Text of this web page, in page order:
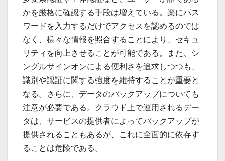
かを厳格に確認する手段は増えている。楽にパス
ワードを入力するだけでアクセスを認めるのでは
なく、様々な情報を照合することにより、セキュ
リティを向上させることが可能である。また、シ
ングルサインオンによる便利さを追求しつつも、
識別や認証に関する強度を維持することが重要と
なる。さらに、データのバックアップについても
注意が必要である。クラウド上で運用されるデー
タは、サービスの提供者によってバックアップが
提供されることもあるが、これに全面的に依存す
ることは危険である。